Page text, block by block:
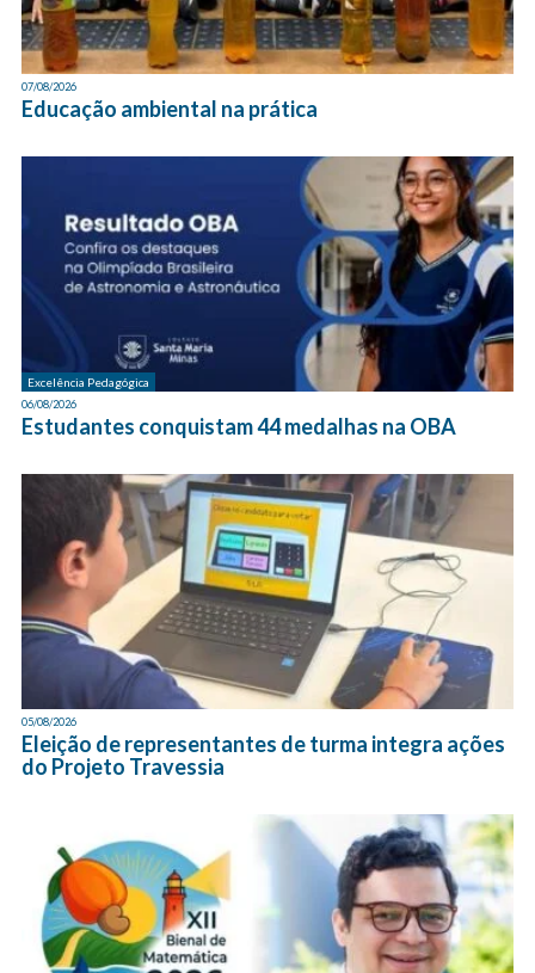
07/08/2026
Educação ambiental na prática
Excelência Pedagógica
06/08/2026
Estudantes conquistam 44 medalhas na OBA
05/08/2026
Eleição de representantes de turma integra ações
do Projeto Travessia